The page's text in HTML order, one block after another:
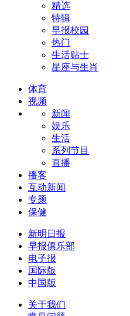
精选
特辑
早报校园
热门
生活贴士
星座与生肖
体育
视频
新闻
娱乐
生活
系列节目
直播
播客
互动新闻
专题
保健
新明日报
早报俱乐部
电子报
国际版
中国版
关于我们